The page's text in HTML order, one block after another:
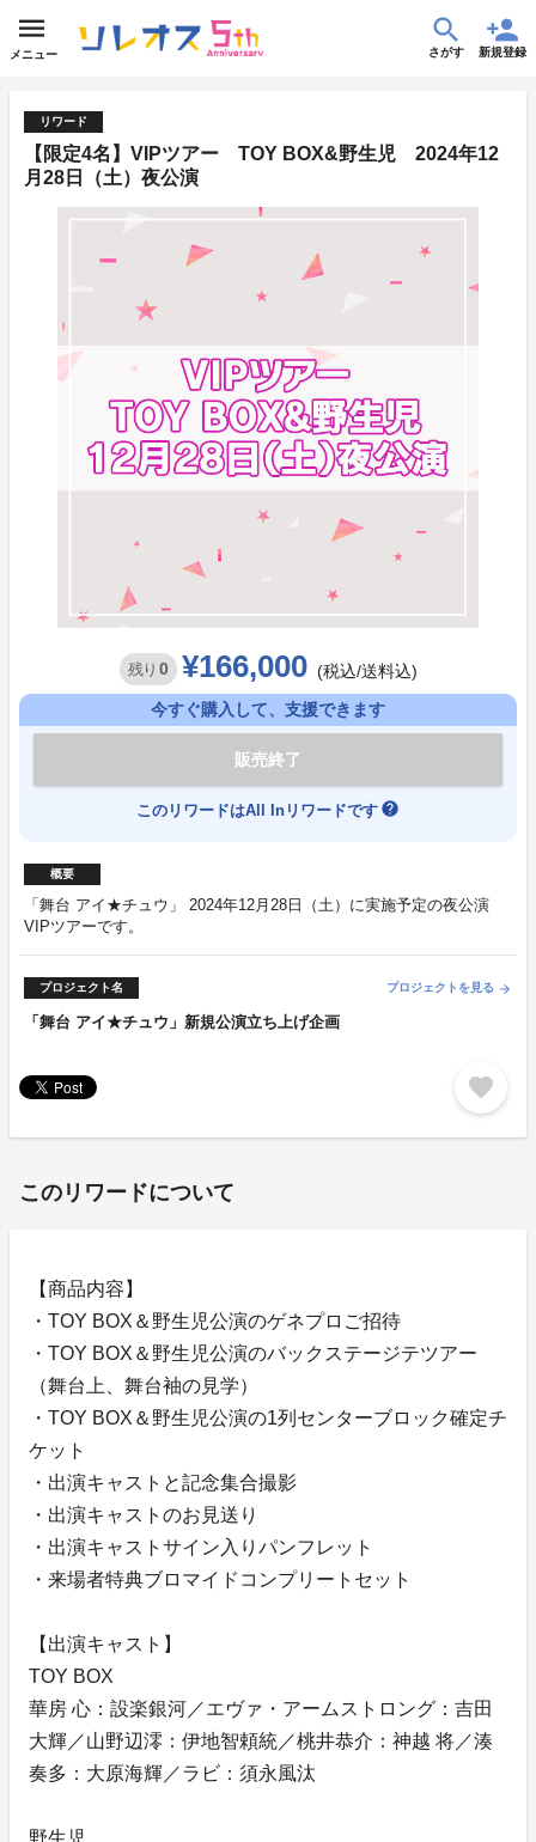
メニュー さがす 新規登録
リワード
【限定4名】VIPツアー TOY BOX&野生児 2024年12
月28日（土）夜公演
残り 0 ¥166,000 (税込/送料込)
今すぐ購入して、支援できます
販売終了
このリワードはAll Inリワードです help
概要
「舞台 アイ★チュウ」 2024年12月28日（土）に実施予定の夜公演
VIPツアーです。
プロジェクト名 プロジェクトを見る arrow_forward
「舞台 アイ★チュウ」新規公演立ち上げ企画
favorite
このリワードについて
【商品内容】
・TOY BOX＆野生児公演のゲネプロご招待
・TOY BOX＆野生児公演のバックステージテツアー
（舞台上、舞台袖の見学）
・TOY BOX＆野生児公演の1列センターブロック確定チ
ケット
・出演キャストと記念集合撮影
・出演キャストのお見送り
・出演キャストサイン入りパンフレット
・来場者特典ブロマイドコンプリートセット
【出演キャスト】
TOY BOX
華房 心：設楽銀河／エヴァ・アームストロング：吉田
大輝／山野辺澪：伊地智頼統／桃井恭介：神越 将／湊
奏多：大原海輝／ラビ：須永風汰